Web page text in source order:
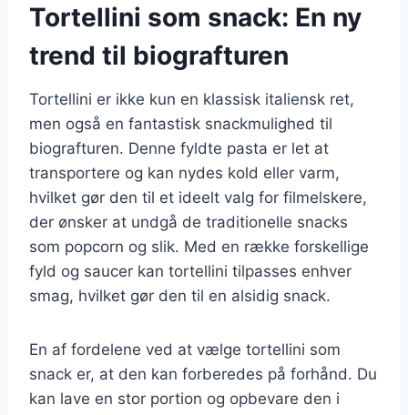
Tortellini som snack: En ny
trend til biografturen
Tortellini er ikke kun en klassisk italiensk ret,
men også en fantastisk snackmulighed til
biografturen. Denne fyldte pasta er let at
transportere og kan nydes kold eller varm,
hvilket gør den til et ideelt valg for filmelskere,
der ønsker at undgå de traditionelle snacks
som popcorn og slik. Med en række forskellige
fyld og saucer kan tortellini tilpasses enhver
smag, hvilket gør den til en alsidig snack.
En af fordelene ved at vælge tortellini som
snack er, at den kan forberedes på forhånd. Du
kan lave en stor portion og opbevare den i